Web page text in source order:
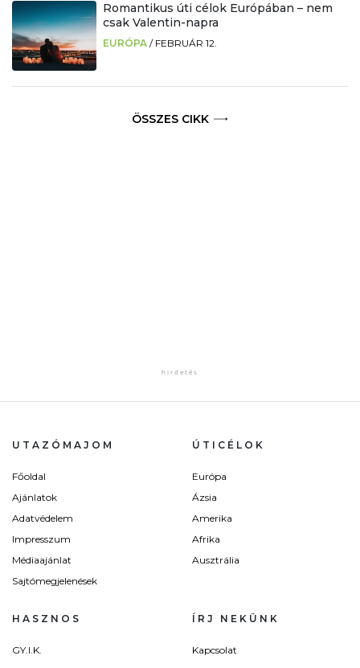
Romantikus úti célok Európában – nem
csak Valentin-napra
EURÓPA / FEBRUÁR 12.
ÖSSZES CIKK
UTAZÓMAJOM
Főoldal
Ajánlatok
Adatvédelem
Impresszum
Médiaajánlat
Sajtómegjelenések
ÚTICÉLOK
Európa
Ázsia
Amerika
Afrika
Ausztrália
HASZNOS
GY.I.K.
ÍRJ NEKÜNK
Kapcsolat